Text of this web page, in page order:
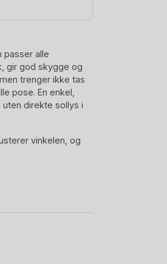
passer alle
gir god skygge og
trenger ikke tas
pose. En enkel,
direkte sollys i
vinkelen, og